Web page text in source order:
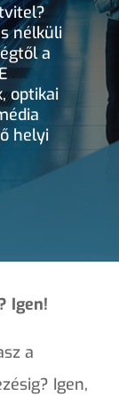
nélküli
a
optikai
helyi
Igen!
a
Igen,